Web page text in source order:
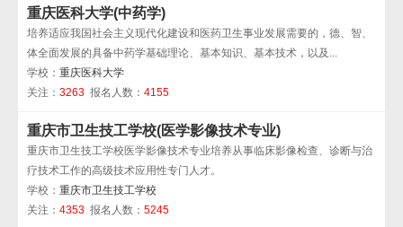
重庆医科大学(中药学)
培养适应我国社会主义现代化建设和医药卫生事业发展需要的，德、智、
体全面发展的具备中药学基础理论、基本知识、基本技术，以及...
学校： 重庆医科大学
关注： 3263 报名人数： 4155
重庆市卫生技工学校(医学影像技术专业)
重庆市卫生技工学校医学影像技术专业培养从事临床影像检查、诊断与治
疗技术工作的高级技术应用性专门人才。
学校： 重庆市卫生技工学校
关注： 4353 报名人数： 5245